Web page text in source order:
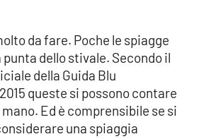
da fare. Poche le spiagge
dello stivale. Secondo il
della Guida Blu
queste si possono contare
Ed è comprensibile se si
una spiaggia